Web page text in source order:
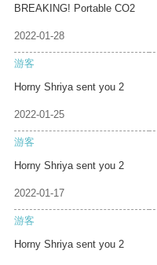
BREAKING! Portable CO2
2022-01-28
游客
Horny Shriya sent you 2
2022-01-25
游客
Horny Shriya sent you 2
2022-01-17
游客
Horny Shriya sent you 2